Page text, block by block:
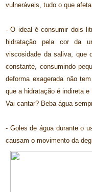
vulneráveis, tudo o que
- O ideal é consumir dois
hidratação pela cor da
viscosidade da saliva, que
constante, consumindo
deforma exagerada não
que a hidratação é indireta
Vai cantar? Beba água
- Goles de água durante o
causam o movimento da